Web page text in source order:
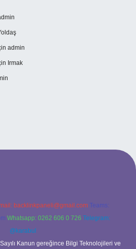
admin
Irmak
backlinkpaneli@gmail.com Teams:
Whatsapp: 0262 606 0 726 Telegram:
@karabul
Kanun gereğince Bilgi Teknolojileri ve